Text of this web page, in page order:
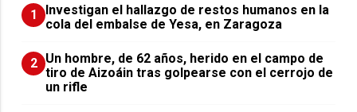
1
Investigan el hallazgo de restos humanos en la
cola del embalse de Yesa, en Zaragoza
2 Un hombre, de 62 años, herido en el campo de
tiro de Aizoáin tras golpearse con el cerrojo de
un rifle